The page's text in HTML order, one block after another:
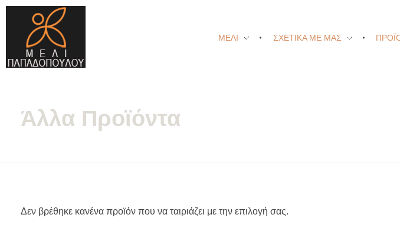
ΜΕΛΙ ΣΧΕΤΙΚΑ ΜΕ ΜΑΣ
Άλλα Προϊόντα
Δεν βρέθηκε κανένα προϊόν που να ταιριάζει με την επιλογή σας.